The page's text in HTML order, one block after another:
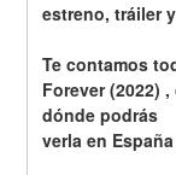
estreno, tráiler
Te contamos
Forever (2022)
dónde podrás
verla en